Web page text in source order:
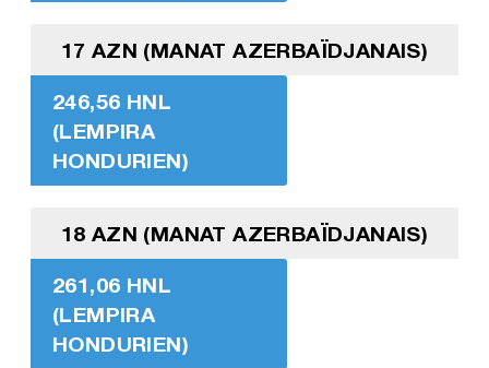
17 AZN (MANAT AZERBAÏDJANAIS)
246,56 HNL
(LEMPIRA
HONDURIEN)
18 AZN (MANAT AZERBAÏDJANAIS)
261,06 HNL
(LEMPIRA
HONDURIEN)